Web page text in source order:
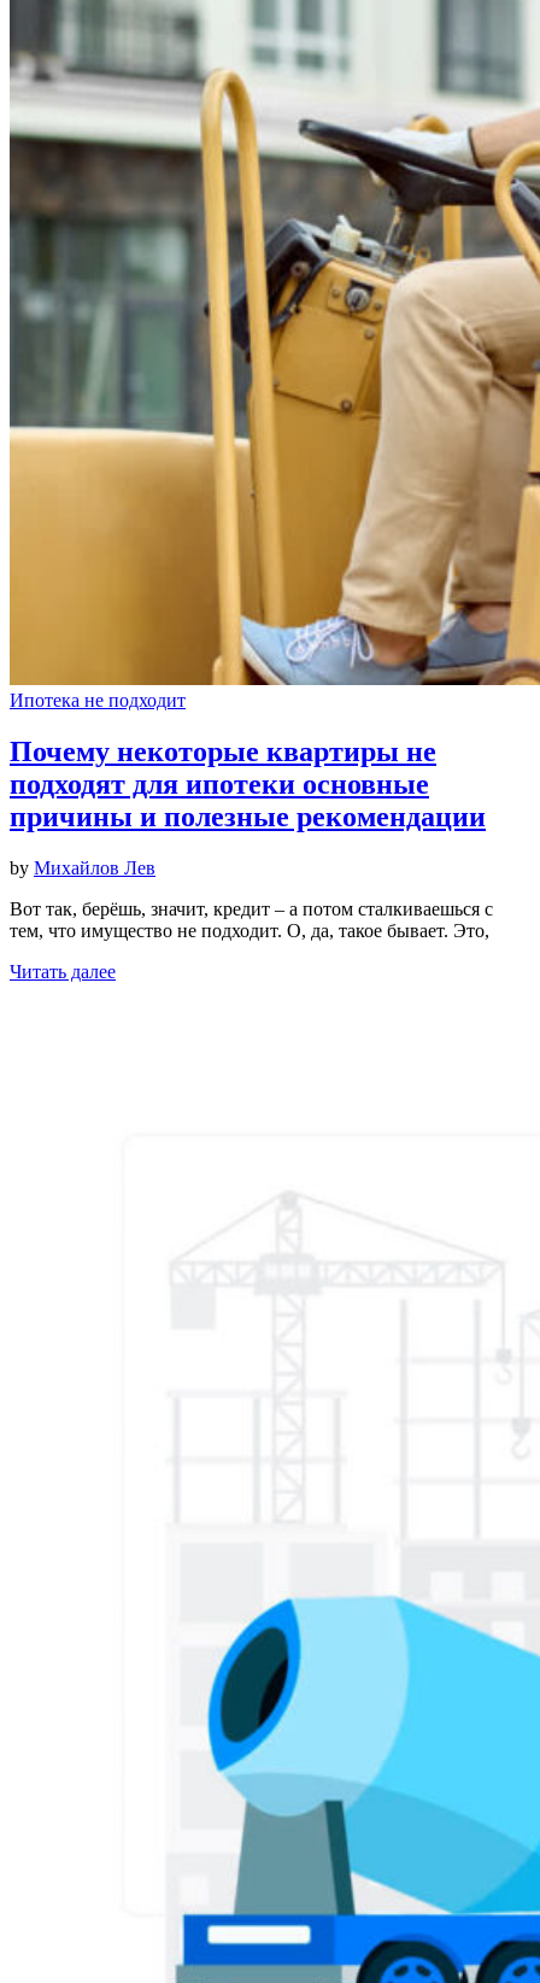
Ипотека не подходит
Почему некоторые квартиры не
подходят для ипотеки основные
причины и полезные рекомендации
by Михайлов Лев
Вот так, берёшь, значит, кредит – а потом сталкиваешься с
тем, что имущество не подходит. О, да, такое бывает. Это,
Читать далее